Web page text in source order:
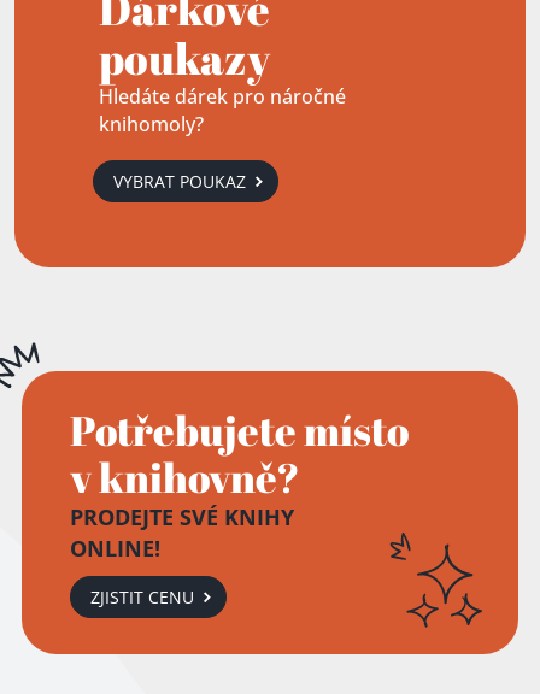
poukazy
Hledáte dárek pro náročné
knihomoly?
VYBRAT POUKAZ
Potřebujete místo
v knihovně?
PRODEJTE SVÉ KNIHY
ONLINE!
ZJISTIT CENU
Přidáno do košíku!